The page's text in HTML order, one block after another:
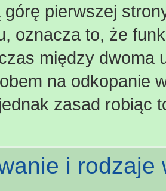
pierwszej
oznacza to, że
między dwoma
na odkopanie
zasad robiąc
i rodzaje